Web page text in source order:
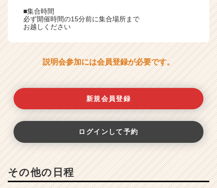
■集合時間
必ず開催時間の15分前に集合場所まで
お越しください
説明会参加には会員登録が必要です。
新規会員登録
ログインして予約
その他の日程